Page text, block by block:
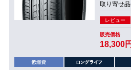
取り寄せ
レビュー
販売価格
18,300円